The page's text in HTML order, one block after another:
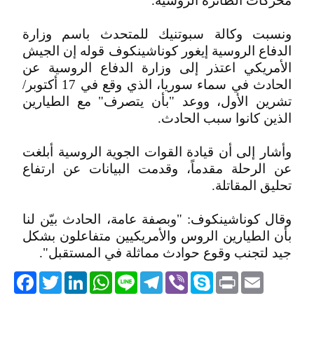
ونسبت وكالة سبوتنيك للمتحدث باسم وزارة
الدفاع الروسية إيغور كوناشينكوف قوله إن الجيش
الأمريكي اعتذر إلى وزارة الدفاع الروسية عن
الحادث في سماء سوريا، الذي وقع في 17 أكتوبر/
تشرين الأول، ووعد "بأن يتصرف" مع الطيارين
الذين كانوا سبب الحادث.
وأشار إلى أن قيادة القوات الجوية الروسية أبلغت
عن الرحلة مقدماً، وقدمت البيانات عن ارتفاع
تحليق المقاتلة.
وقال كوناشينكوف: "وبصفة عامة، الحادث بيّن لنا
بأن الطيارين الروس والأمريكيين متفاعلون بشكل
جيد لتجنب وقوع حوادث مماثلة في المستقبل".
TwitterLinkedIn
WhatsApp Line
Telegram ViberSkype PrintEmail